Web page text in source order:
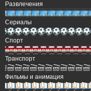
Развлечения
Сериалы
Спорт
Транспорт
Фильмы и анимация